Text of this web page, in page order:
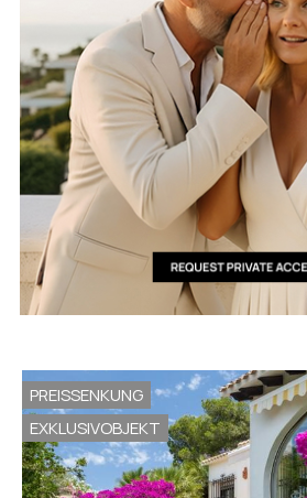
PREISSENKUNG
EXKLUSIVOBJEKT